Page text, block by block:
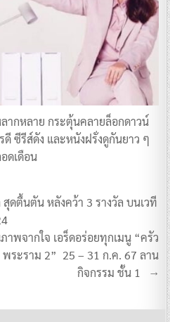
ากหลาย กระตุ้นคลายล็อกดาวน์
ซีรีส์ดัง และหนังฝรั่งดูกันยาว ๆ
ดเดือน
ตื้นตัน หลังคว้า 3 รางวัล บนเวที
พจากใจ เอร็ดอร่อยทุกเมนู “ครัว
ระราม 2” 25 – 31 ก.ค. 67 ลาน
กิจกรรม ชั้น 1 →